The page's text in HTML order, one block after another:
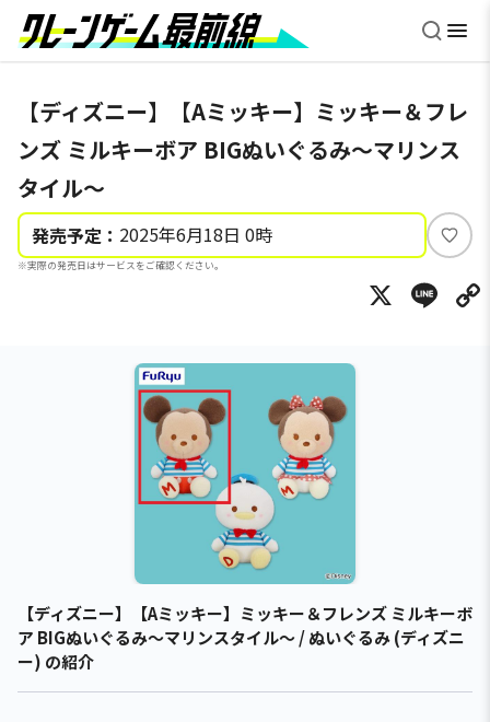
【ディズニー】【Aミッキー】ミッキー＆フレ
ンズ ミルキーボア BIGぬいぐるみ～マリンス
タイル～
発売予定： 2025年6月18日 0時
※実際の発売日はサービスをご確認ください。
い
ね
X
【ディズニー】【Aミッキー】ミッキー＆フレンズ ミルキーボ
ア BIGぬいぐるみ～マリンスタイル～ / ぬいぐるみ (ディズニ
ー) の紹介